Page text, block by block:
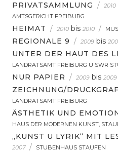
PRIVATSAMMLUNG / 2010
AMTSGERICHT FREIBURG
HEIMAT / 2010 bis 2010 /
REGIONALE 9 / 2009 bis
UNTER DER HAUT DES
LANDRATSAMT FREIBURG U SWR
NUR PAPIER / 2009 bis 2009
ZEICHNUNG/
LANDRATSAMT FREIBURG
ÄSTHETIK UND
HAUS DER MODERNEN KUNST,
„KUNST U LYRIK“ MIT
2007 / STUBENHAUS STAUFEN